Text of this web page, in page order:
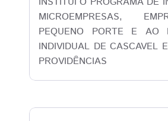
MICROEMPRESAS,
PEQUENO PORTE E AO
INDIVIDUAL DE CASCAVEL
PROVIDÊNCIAS